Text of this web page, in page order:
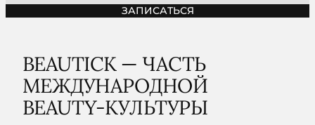
ЗАПИСАТЬСЯ
BEAUTICK — ЧАСТЬ
МЕЖДУНАРОДНОЙ
BEAUTY-КУЛЬТУРЫ